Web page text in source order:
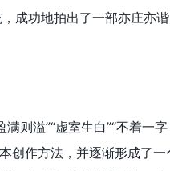
成功地拍出了一部亦庄亦
则溢”“虚室生白”“不着一
创作方法，并逐渐形成了